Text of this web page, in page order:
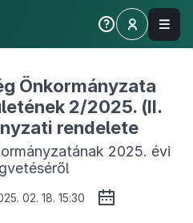
Önkormányzata
2/2025. (II.
rendelete
2025. évi
02. 18. 15:30